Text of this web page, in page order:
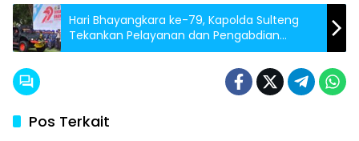
Hari Bhayangkara ke-79, Kapolda Sulteng
Tekankan Pelayanan dan Pengabdian
kepada Rakyat
Pos Terkait